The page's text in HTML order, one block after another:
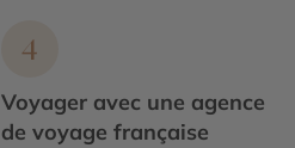
4
Voyager avec une agence
de voyage française